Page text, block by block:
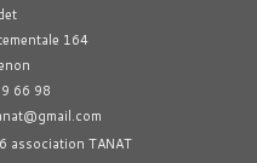
164
66 98
association TANAT